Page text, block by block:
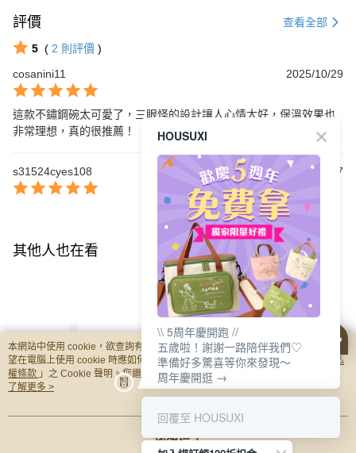
評價 查看全部
5 ( 2 則評價 )
cosanini11
2025/10/29
這款不鏽鋼碗太可愛了，三眼怪的設計讓人心情大好，保溫效果也
非常理想，真的很推薦！
s31524cyes108 2025/09/07
其他人也在看
玩具總動員系列-三眼
【HOUSUXI】迪士尼
玩具總動員系列-三眼
420ml(A04)【5周年慶
【HOUSUXI】迪
史迪奇系列-不鏽
層隔熱碗
【5周年慶↘三件
本網站中使用 cookie，欲查詢有關本網站使用 cookie 方式之詳情，及若您不希
望在電腦上使用 cookie 時應如何變更電腦的 cookie 設定，請參閱本網站「
隱私
權條款 」之 Cookie 聲明。您繼續使用本網站即表示您同意本公司得按本網站使
用條款之 Cookie 聲明使用 cookie。
了解更多 >
我知道了
HOUSUXI
\\ 5周年慶開跑 //
五歲啦！謝謝一路陪伴我們♡
準備好多驚喜等你來發現～
周年慶開逛 →
回覆至 HOUSUXI